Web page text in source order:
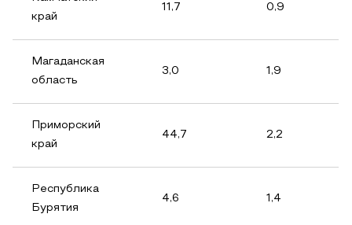
край
11,7 0,9
Магаданская
область
3,0 1,9
Приморский
край
44,7 2,2
Республика
Бурятия
4,6 1,4